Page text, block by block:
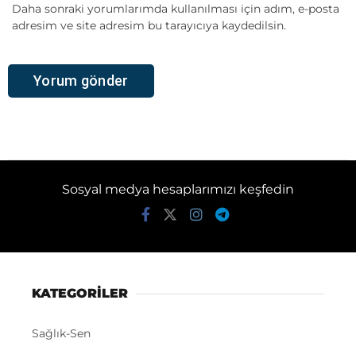
Daha sonraki yorumlarımda kullanılması için adım, e-posta
adresim ve site adresim bu tarayıcıya kaydedilsin.
Sosyal medya hesaplarımızı keşfedin
KATEGORİLER
Sağlık-Sen